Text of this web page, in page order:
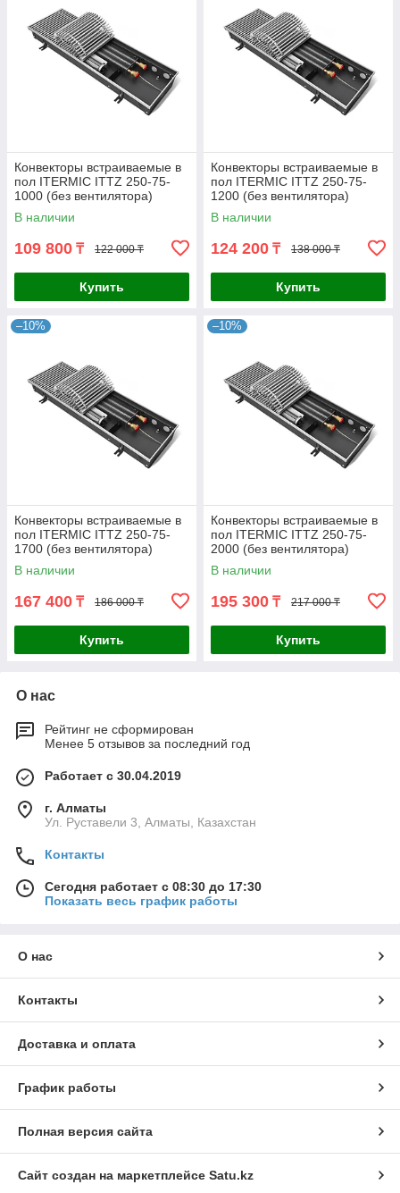
Конвекторы встраиваемые в
пол ITERMIC ITTZ 250-75-
1000 (без вентилятора)
В наличии
109 800 ₸ 122 000 ₸
Купить
Конвекторы встраиваемые в
пол ITERMIC ITTZ 250-75-
1200 (без вентилятора)
В наличии
124 200 ₸ 138 000 ₸
Купить
–10%
Конвекторы встраиваемые в
пол ITERMIC ITTZ 250-75-
1700 (без вентилятора)
В наличии
167 400 ₸ 186 000 ₸
Купить
–10%
Конвекторы встраиваемые в
пол ITERMIC ITTZ 250-75-
2000 (без вентилятора)
В наличии
195 300 ₸ 217 000 ₸
Купить
О нас
Рейтинг не сформирован
Менее 5 отзывов за последний год
Работает с 30.04.2019
г. Алматы
Ул. Руставели 3, Алматы, Казахстан
Контакты
Сегодня работает с 08:30 до 17:30
Показать весь график работы
О нас
Контакты
Доставка и оплата
График работы
Полная версия сайта
Сайт создан на маркетплейсе Satu.kz